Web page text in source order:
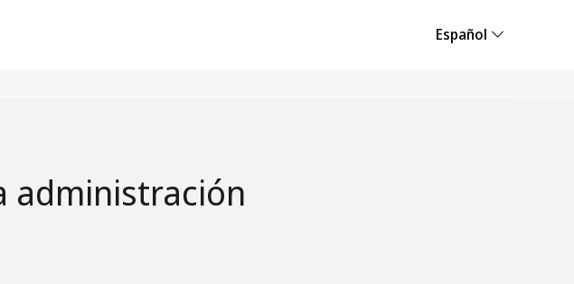
Español
administración